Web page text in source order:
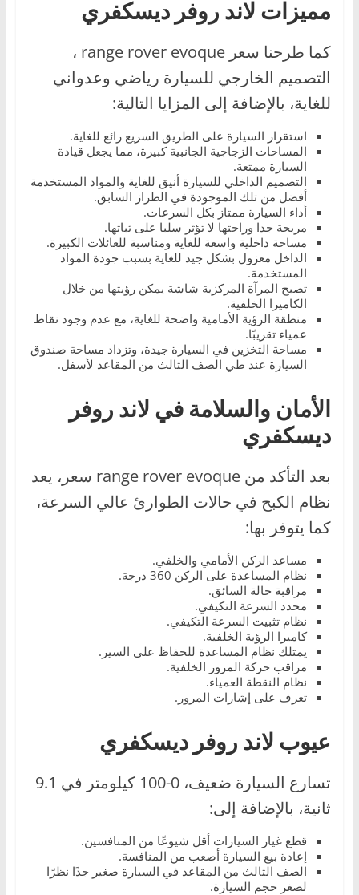
مميزات لاند روفر ديسكفري
كما طرحنا سعر range rover evoque ،
التصميم الخارجي للسيارة رياضي وعدواني
للغاية، بالإضافة إلى المزايا التالية:
استقرار السيارة على الطريق السريع رائع للغاية.
المساحات الزجاجية الجانبية كبيرة، مما يجعل قيادة
السيارة ممتعة.
التصميم الداخلي للسيارة أنيق للغاية والمواد المستخدمة
أفضل من تلك الموجودة في الطراز السابق.
أداء السيارة ممتاز بكل السرعات.
مريحة جدا وراحتها لا تؤثر سلبا على ثباتها.
مساحة داخلية واسعة للغاية ومناسبة للعائلات الكبيرة.
الداخل معزول بشكل جيد للغاية بسبب جودة المواد
المستخدمة.
تصبح المرآة المركزية شاشة يمكن رؤيتها من خلال
الكاميرا الخلفية.
منطقة الرؤية الأمامية واضحة للغاية، مع عدم وجود نقاط
عمياء تقريبًا.
مساحة التخزين في السيارة جيدة، وتزداد مساحة صندوق
السيارة عند طي الصف الثالث من المقاعد لأسفل.
الأمان والسلامة في لاند روفر
ديسكفري
بعد التأكد من range rover evoque سعر، يعد
نظام الكبح في حالات الطوارئ عالي السرعة،
كما يتوفر بها:
مساعد الركن الأمامي والخلفي.
نظام المساعدة على الركن 360 درجة.
مراقبة حالة السائق.
محدد السرعة التكيفي.
نظام تثبيت السرعة التكيفي.
كاميرا الرؤية الخلفية.
يمتلك نظام المساعدة للحفاظ على السير.
مراقب حركة المرور الخلفية.
نظام النقطة العمياء.
تعرف على إشارات المرور.
عيوب لاند روفر ديسكفري
تسارع السيارة ضعيف، 0-100 كيلومتر في 9.1
ثانية، بالإضافة إلى:
قطع غيار السيارات أقل شيوعًا من المنافسين.
إعادة بيع السيارة أصعب من المنافسة.
الصف الثالث من المقاعد في السيارة صغير جدًا نظرًا
لصغر حجم السيارة.